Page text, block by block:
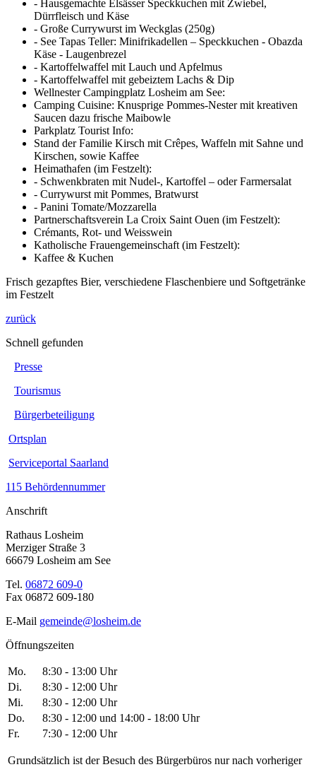
- Hausgemachte Elsässer Speckkuchen mit Zwiebel,
Dürrfleisch und Käse
- Große Currywurst im Weckglas (250g)
- See Tapas Teller: Minifrikadellen – Speckkuchen - Obazda
Käse - Laugenbrezel
- Kartoffelwaffel mit Lauch und Apfelmus
- Kartoffelwaffel mit gebeiztem Lachs & Dip
Wellnester Campingplatz Losheim am See:
Camping Cuisine: Knusprige Pommes-Nester mit kreativen
Saucen dazu frische Maibowle
Parkplatz Tourist Info:
Stand der Familie Kirsch mit Crêpes, Waffeln mit Sahne und
Kirschen, sowie Kaffee
Heimathafen (im Festzelt):
- Schwenkbraten mit Nudel-, Kartoffel – oder Farmersalat
- Currywurst mit Pommes, Bratwurst
- Panini Tomate/Mozzarella
Partnerschaftsverein La Croix Saint Ouen (im Festzelt):
Crémants, Rot- und Weisswein
Katholische Frauengemeinschaft (im Festzelt):
Kaffee & Kuchen
Frisch gezapftes Bier, verschiedene Flaschenbiere und Softgetränke
im Festzelt
zurück
Schnell gefunden
Presse
Tourismus
Bürgerbeteiligung
Ortsplan
Serviceportal Saarland
115 Behördennummer
Anschrift
Rathaus Losheim
Merziger Straße 3
66679 Losheim am See
Tel. 06872 609-0
Fax 06872 609-180
E-Mail gemeinde@losheim.de
Öffnungszeiten
Mo.
8:30 - 13:00 Uhr
Di.
8:30 - 12:00 Uhr
Mi.
8:30 - 12:00 Uhr
Do.
8:30 - 12:00 und 14:00 - 18:00 Uhr
Fr.
7:30 - 12:00 Uhr
Grundsätzlich ist der Besuch des Bürgerbüros nur nach vorheriger